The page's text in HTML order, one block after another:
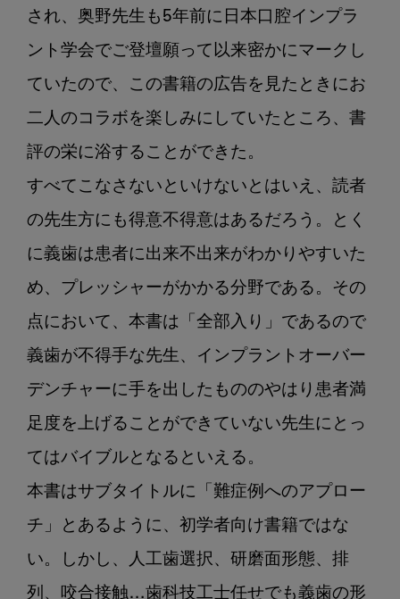
され、奥野先生も5年前に日本口腔インプラ
ント学会でご登壇願って以来密かにマークし
ていたので、この書籍の広告を見たときにお
二人のコラボを楽しみにしていたところ、書
評の栄に浴することができた。
すべてこなさないといけないとはいえ、読者
の先生方にも得意不得意はあるだろう。とく
に義歯は患者に出来不出来がわかりやすいた
め、プレッシャーがかかる分野である。その
点において、本書は「全部入り」であるので
義歯が不得手な先生、インプラントオーバー
デンチャーに手を出したもののやはり患者満
足度を上げることができていない先生にとっ
てはバイブルとなるといえる。
本書はサブタイトルに「難症例へのアプロー
チ」とあるように、初学者向け書籍ではな
い。しかし、人工歯選択、研磨面形態、排
列、咬合接触…歯科技工士任せでも義歯の形